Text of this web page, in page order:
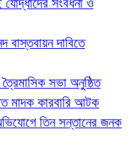
বাস্তবায়ন দাবিতে
সভা অনুষ্ঠিত
মাদক কারবারি আটক
তিন সন্তানের জনক